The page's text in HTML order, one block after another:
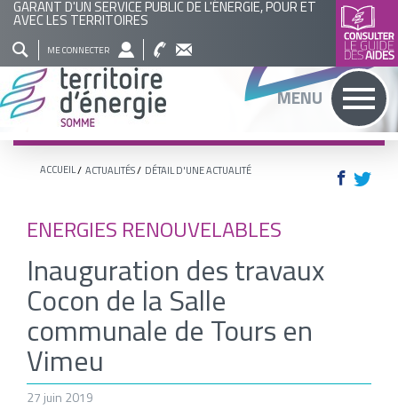
GARANT D'UN SERVICE PUBLIC DE L'ÉNERGIE, POUR ET
AVEC LES TERRITOIRES
ME CONNECTER
RECHERCHER MENU
ACCUEIL ACTUALITÉS DÉTAIL D'UNE ACTUALITÉ
ENERGIES RENOUVELABLES
Inauguration des travaux
Cocon de la Salle
communale de Tours en
Vimeu
27 juin 2019
QUI
SOMMES
NOUS
NOS
ACTIONS
ACTUALITÉS
AGENDA
BASE
DOCUMENTAIRE